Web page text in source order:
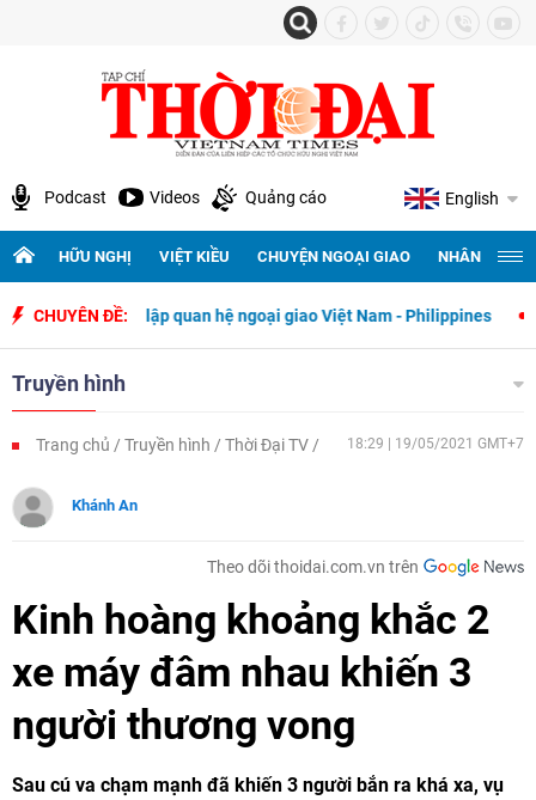
Podcast Videos Quảng cáo English
HỮU NGHỊ VIỆT KIỀU CHUYỆN NGOẠI GIAO NHÂN
CHUYÊN ĐỀ:
thiết lập quan hệ ngoại giao Việt Nam - Philippines 500
Truyền hình
Trang chủ Truyền hình Thời Đại TV 18:29 | 19/05/2021 GMT+7
Khánh An
Theo dõi thoidai.com.vn trên
Kinh hoàng khoảng khắc 2
xe máy đâm nhau khiến 3
người thương vong
Sau cú va chạm mạnh đã khiến 3 người bắn ra khá xa, vụ